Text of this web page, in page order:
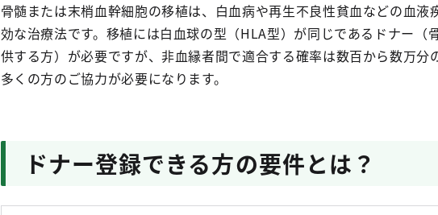
骨髄または末梢血幹細胞の移植は、白血病や再生不良性貧血などの血液
効な治療法です。移植には白血球の型（HLA型）が同じであるドナー（
供する方）が必要ですが、非血縁者間で適合する確率は数百から数万分
多くの方のご協力が必要になります。
ドナー登録できる方の要件とは？